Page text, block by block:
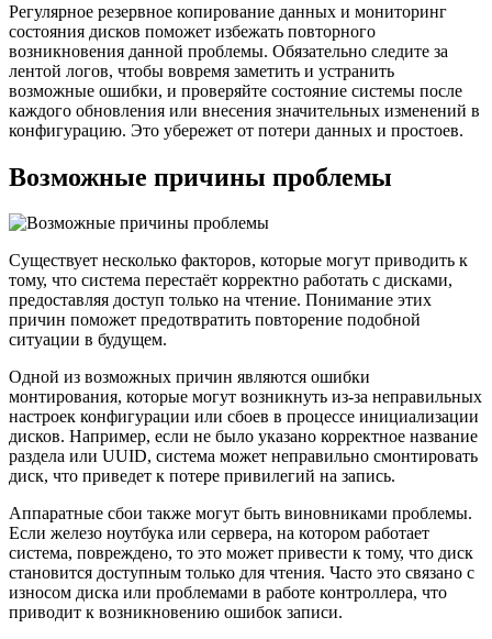
Регулярное резервное копирование данных и мониторинг
состояния дисков поможет избежать повторного
возникновения данной проблемы. Обязательно следите за
лентой логов, чтобы вовремя заметить и устранить
возможные ошибки, и проверяйте состояние системы после
каждого обновления или внесения значительных изменений в
конфигурацию. Это убережет от потери данных и простоев.
Возможные причины проблемы
Существует несколько факторов, которые могут приводить к
тому, что система перестаёт корректно работать с дисками,
предоставляя доступ только на чтение. Понимание этих
причин поможет предотвратить повторение подобной
ситуации в будущем.
Одной из возможных причин являются ошибки
монтирования, которые могут возникнуть из-за неправильных
настроек конфигурации или сбоев в процессе инициализации
дисков. Например, если не было указано корректное название
раздела или UUID, система может неправильно смонтировать
диск, что приведет к потере привилегий на запись.
Аппаратные сбои также могут быть виновниками проблемы.
Если железо ноутбука или сервера, на котором работает
система, повреждено, то это может привести к тому, что диск
становится доступным только для чтения. Часто это связано с
износом диска или проблемами в работе контроллера, что
приводит к возникновению ошибок записи.